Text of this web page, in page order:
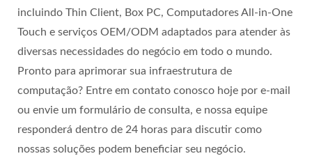
incluindo Thin Client, Box PC, Computadores All-in-One
Touch e serviços OEM/ODM adaptados para atender às
diversas necessidades do negócio em todo o mundo.
Pronto para aprimorar sua infraestrutura de
computação? Entre em contato conosco hoje por e-mail
ou envie um formulário de consulta, e nossa equipe
responderá dentro de 24 horas para discutir como
nossas soluções podem beneficiar seu negócio.